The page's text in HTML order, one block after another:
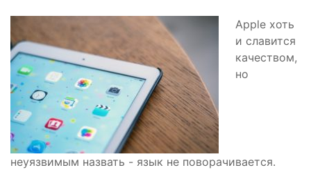
Apple хоть
и славится
качеством,
но
неуязвимым назвать - язык не поворачивается.